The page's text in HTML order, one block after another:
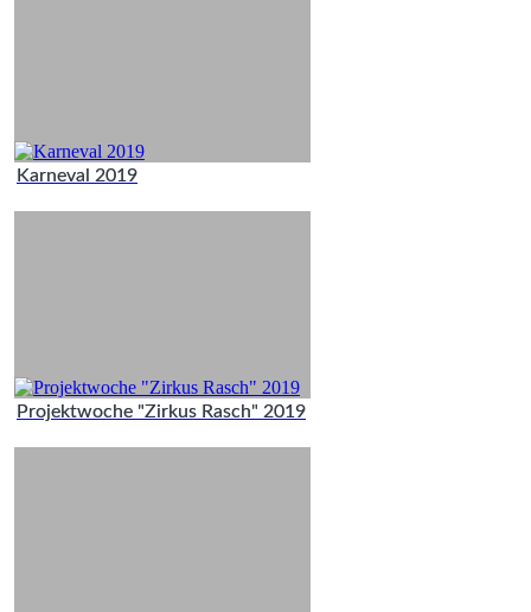
Karneval 2019
Projektwoche "Zirkus Rasch" 2019